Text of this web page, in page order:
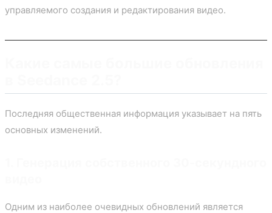
управляемого создания и редактирования видео.
Последняя общественная информация указывает на пять
основных изменений.
Одним из наиболее очевидных обновлений является